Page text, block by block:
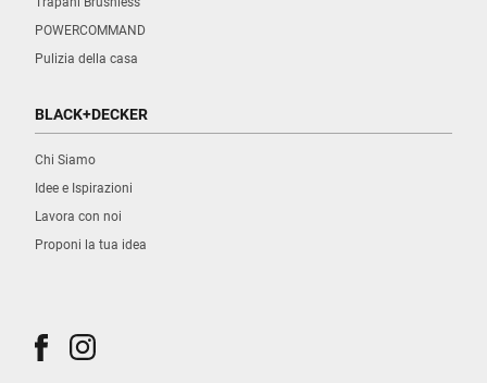
POWERCOMMAND
Pulizia della casa
BLACK+DECKER
Chi Siamo
Idee e Ispirazioni
Lavora con noi
Proponi la tua idea